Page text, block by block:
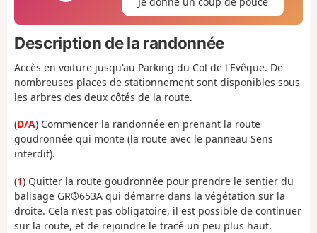
Description de la randonnée
Accès en voiture jusqu'au Parking du Col de l'Evêque. De
nombreuses places de stationnement sont disponibles sous
les arbres des deux côtés de la route.
(D/A) Commencer la randonnée en prenant la route
goudronnée qui monte (la route avec le panneau Sens
interdit).
(1) Quitter la route goudronnée pour prendre le sentier du
balisage GR®653A qui démarre dans la végétation sur la
droite. Cela n’est pas obligatoire, il est possible de continuer
sur la route, et de rejoindre le tracé un peu plus haut.